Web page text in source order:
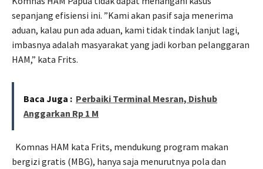
sepanjang efisiensi ini. ”Kami akan pasif saja menerima
aduan, kalau pun ada aduan, kami tidak tindak lanjut lagi,
imbasnya adalah masyarakat yang jadi korban pelanggaran
HAM,” kata Frits.
Baca Juga : Perbaiki Terminal Mesran, Dishub
Anggarkan Rp 1 M
Komnas HAM kata Frits, mendukung program makan
bergizi gratis (MBG), hanya saja menurutnya pola dan